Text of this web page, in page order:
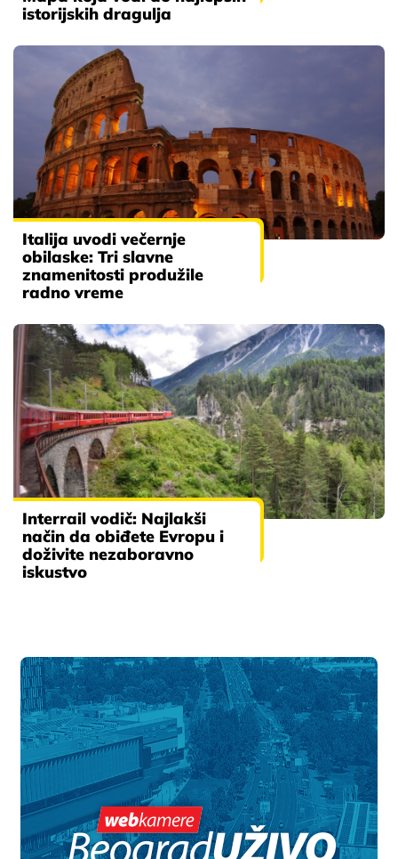
istorijskih dragulja
Italija uvodi večernje
obilaske: Tri slavne
znamenitosti produžile
radno vreme
Interrail vodič: Najlakši
način da obiđete Evropu i
doživite nezaboravno
iskustvo